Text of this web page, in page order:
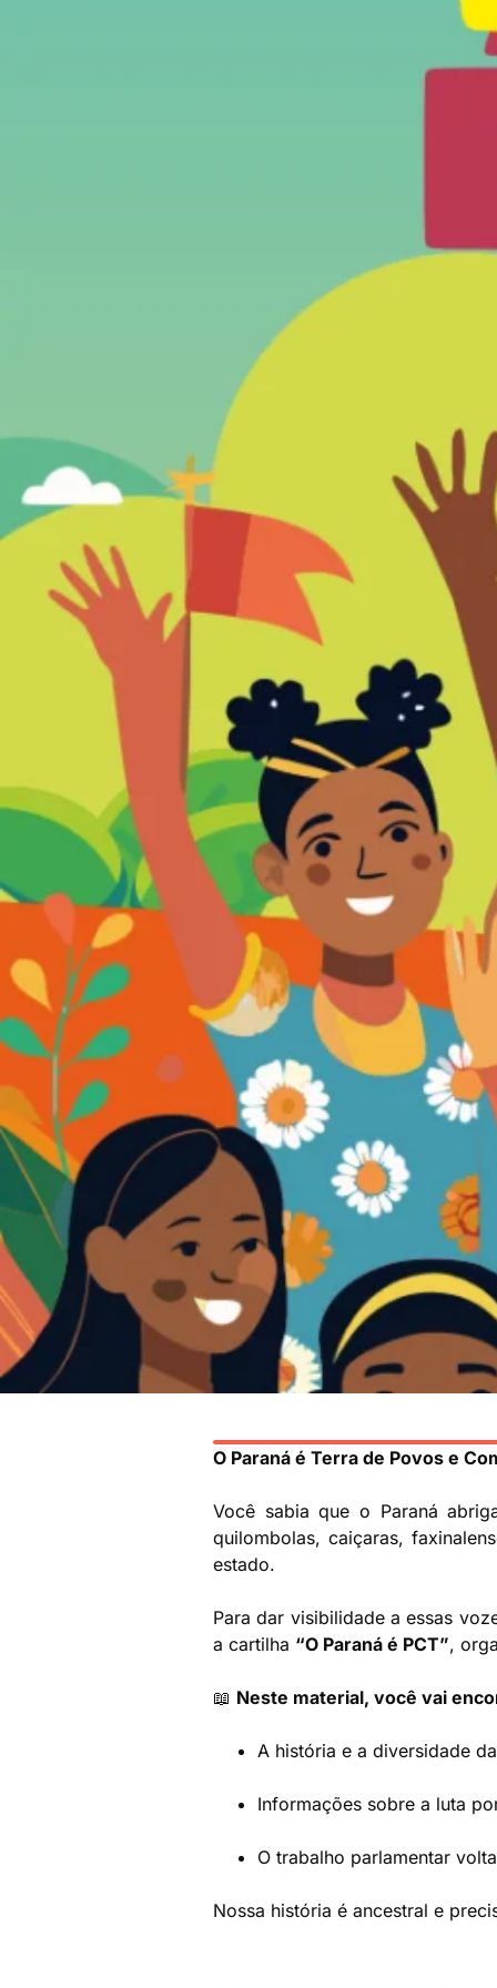
O Paraná é Terra de Povos e
Você sabia que o Paraná
quilombolas, caiçaras,
estado.
Para dar visibilidade a essas
a cartilha “O Paraná é PCT”,
📖 Neste material, você vai
A história e a diversidade
Informações sobre a luta
O trabalho parlamentar
Nossa história é ancestral e